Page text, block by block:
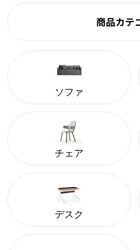
商品カテ
ソファ
チェア
デスク